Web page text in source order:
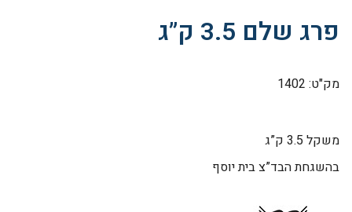
פרג שלם 3.5 ק”ג
מק"ט: 1402
משקל 3.5 ק”ג
בהשגחת הבד”צ בית יוסף